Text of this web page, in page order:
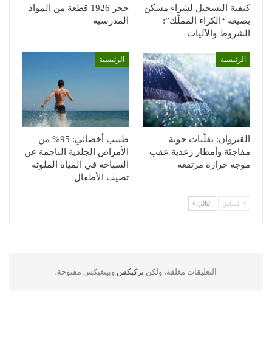
كيفية التسجيل لشراء مسكن
بصيغة “الكراء المملّك”:
الشروط والآليات
حجز 1926 قطعة من المواد
المدرسية
الرئيسية
القيروان: تقلّبات جوية
مفاجئة وأمطار رعدية عقب
موجة حرارة مرتفعة
الرئيسية
طبيب أخصائي: 95% من
الأمراض الجلدية الناجمة عن
السباحة في المياه الملوثة
تصيب الأطفال
السابق التالي
التعليقات مغلقة، ولكن تركبكس وبينغبكس مفتوحة.